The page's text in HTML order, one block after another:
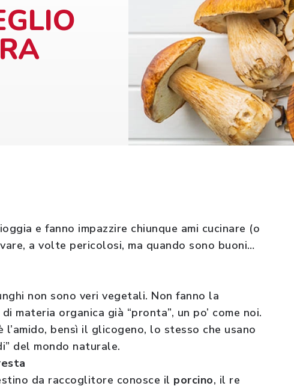
e fanno impazzire chiunque ami cucinare (o
a volte pericolosi, ma quando sono buoni…
non sono veri vegetali. Non fanno la
materia organica già “pronta”, un po’ come noi.
bensì il glicogeno, lo stesso che usano
del mondo naturale.
da raccoglitore conosce il porcino, il re